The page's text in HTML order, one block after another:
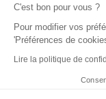
C'est bon pour vous ?
Pour modifier vos
'Préférences de
Lire la politique de
Copyright © 2026
2725-8165 - N°
Données